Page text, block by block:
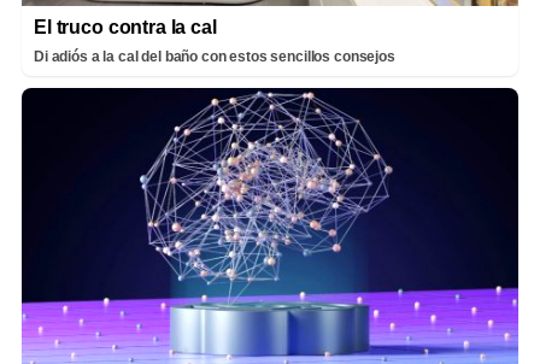
El truco contra la cal
Di adiós a la cal del baño con estos sencillos consejos